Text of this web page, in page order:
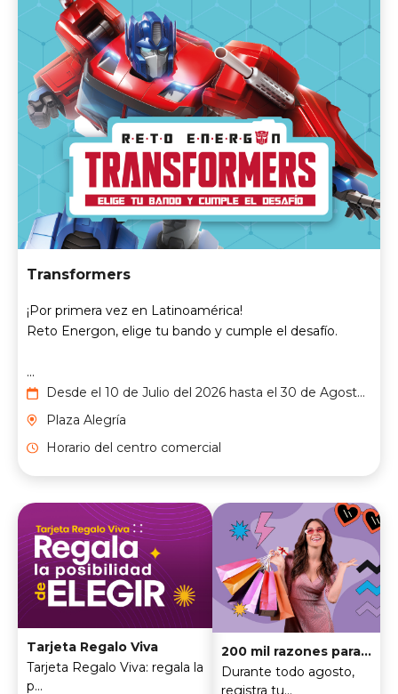
Transformers
¡Por primera vez en Latinoamérica!​
Reto Energon​, elige tu bando y cumple el desafío.
...
Desde el 10 de Julio del 2026 hasta el 30 de Agosto
del 2026
Plaza Alegría
Horario del centro comercial
Tarjeta Regalo Viva
Tarjeta Regalo Viva: regala la
p...
200 mil razones para sonreír
Durante todo agosto,